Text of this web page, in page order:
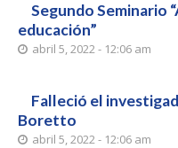
Segundo Seminario
educación”
abril 5, 2022 - 12:06 am
Falleció el
Boretto
abril 5, 2022 - 12:06 am